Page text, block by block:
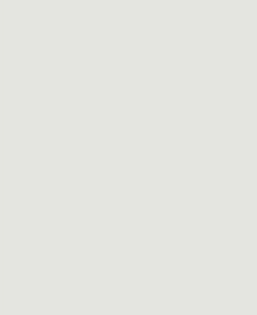
DETAILS ANZEIGEN